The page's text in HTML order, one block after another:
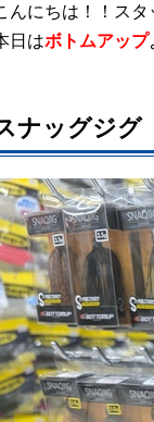
んにちは！！スタ
日はボトムアップ
ナッグジグ